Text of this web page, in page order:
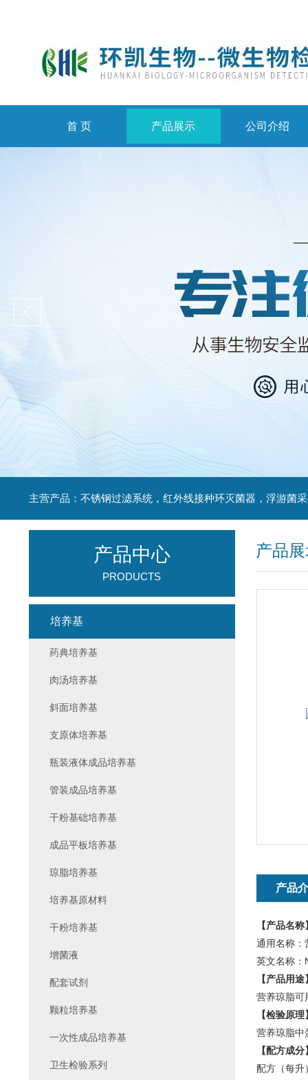
首 页 产品展示 公司介绍
产品
产品
【产品名称
通用名称：
英文名称：
【产品用途
营养琼脂可
【检验原理
营养琼脂中
【配方成分
配方（
产品中心
PRODUCTS
培养基
药典培养基
肉汤培养基
斜面培养基
支原体培养基
瓶装液体成品培养基
管装成品培养基
干粉基础培养基
成品平板培养基
琼脂培养基
培养基原材料
干粉培养基
增菌液
配套试剂
颗粒培养基
一次性成品培养基
卫生检验系列